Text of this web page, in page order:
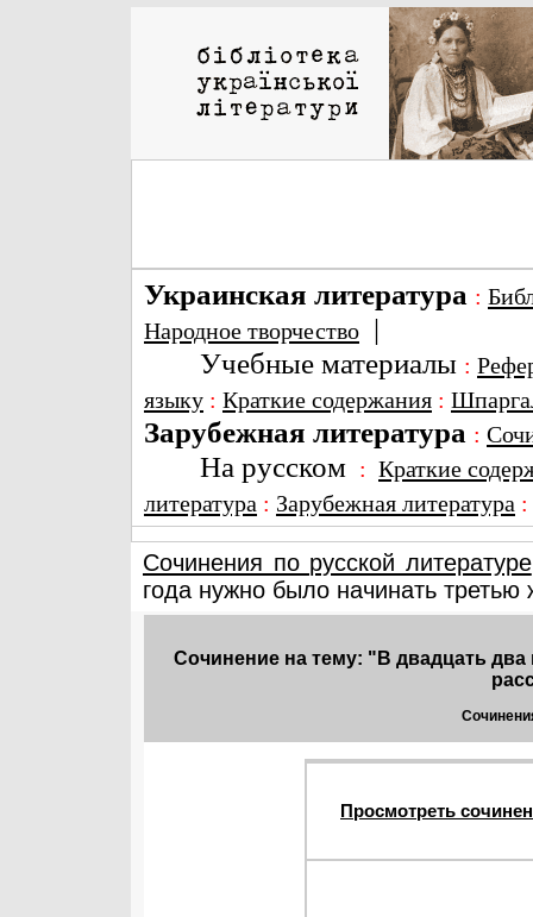
Украинская литература :
Народное творчество |
Учебные материалы :
языку : Краткие содержания :
Зарубежная литература :
На русском : Краткие
литература : Зарубежная литература
Сочинения по русской литературе
года нужно было начинать
Сочинение на тему: "В двадцать
Просмотреть